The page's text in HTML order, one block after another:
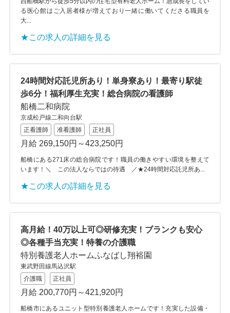
る医心館はご入居者様が増えており一緒に働いてくださる職員を
大...
★この求人の詳細を見る
24時間対応託児所あり！単身寮あり！最寄り駅徒
歩6分！福利厚生充実！総合病院の看護師
船橋二和病院
京成松戸線二和向台駅
正看護師
准看護師 正社員
月給 269,150円～423,250円
船橋にある271床の総合病院です！職員の働きやすい環境を整えて
います！＼ この法人ならではの待遇 ／★24時間対応託児所あ...
★この求人の詳細を見る
高月給！40万以上可◎研修充実！ブランクも安心
◎各種手当充実！特養の介護職
特別養護老人ホームふなばし翔裕園
東武野田線馬込沢駅
介護職
正社員
月給 200,770円～421,920円
船橋市にあるユニット型特別養護老人ホームです！充実した設備・